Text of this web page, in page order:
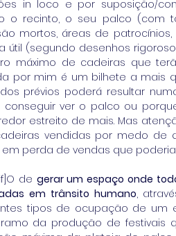
in loco e por suposição/
o recinto, o seu palco (com
mortos, áreas de
útil (segundo desenhos
máximo de cadeiras que
por mim é um bilhete a mais
prévios poderá resultar
ver o palco ou
estreito de mais. Mas
vendidas por medo de
perda de vendas que
de gerar um espaço onde
em trânsito humano,
tipos de ocupação de um
da produção de festivais